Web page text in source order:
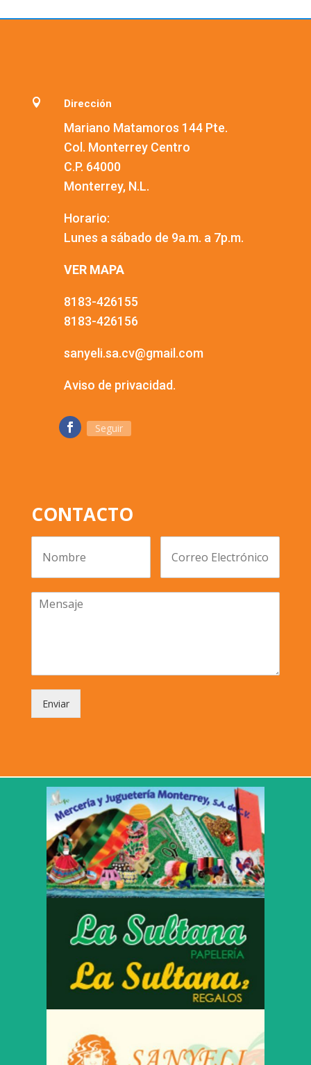
 Dirección
Mariano Matamoros 144 Pte.
Col. Monterrey Centro
C.P. 64000
Monterrey, N.L.
Horario:
Lunes a sábado de 9a.m. a 7p.m.
VER MAPA
8183-426155
8183-426156
sanyeli.sa.cv@gmail.com
Aviso de privacidad.
Seguir
CONTACTO
Enviar